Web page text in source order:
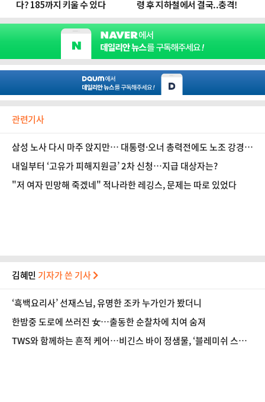
관련기사
삼성 노사 다시 마주 앉지만… 대통령·오너 총력전에도 노조 강경
기류
내일부터 ‘고유가 피해지원금’ 2차 신청…지급 대상자는?
"저 여자 민망해 죽겠네" 적나라한 레깅스, 문제는 따로 있었다
김혜민 기자가 쓴 기사
‘흑백요리사’ 선재스님, 유명한 조카 누가인가 봤더니
한밤중 도로에 쓰러진 女…출동한 순찰차에 치여 숨져
TWS와 함께하는 흔적 케어…비긴스 바이 정샘물, ‘블레미쉬 스트